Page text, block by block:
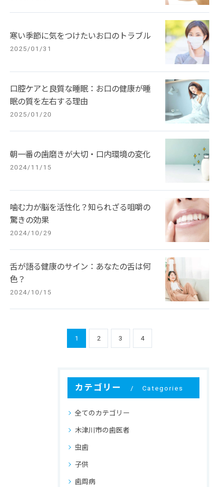
寒い季節に気をつけたいお口のトラブル
2025/01/31
口腔ケアと良質な睡眠：お口の健康が睡
眠の質を左右する理由
2025/01/20
朝一番の歯磨きが大切・口内環境の変化
2024/11/15
噛む力が脳を活性化？知られざる咀嚼の
驚きの効果
2024/10/29
舌が語る健康のサイン：あなたの舌は何
色？
2024/10/15
1 2 3 4
カテゴリー Categories
全てのカテゴリー
木津川市の歯医者
虫歯
子供
歯周病